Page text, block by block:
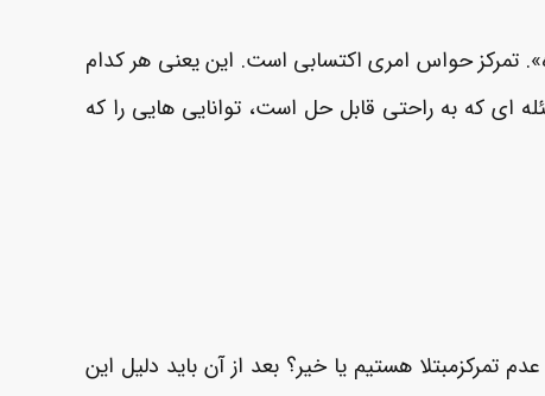
تمرکز حواس امری اکتسابی است. این یعنی هر کدام
ای که به راحتی قابل حل است، توانایی­­ هایی را که
هستیم یا خیر؟ بعد از آن باید دلیل این